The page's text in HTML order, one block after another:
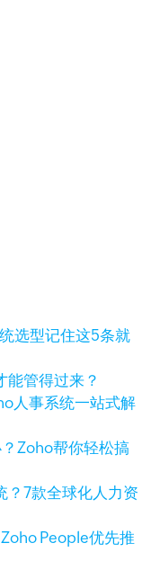
选型记住这5条就
能管得过来？
人事系统一站式解
Zoho帮你轻松搞
？7款全球化人力资
People优先推